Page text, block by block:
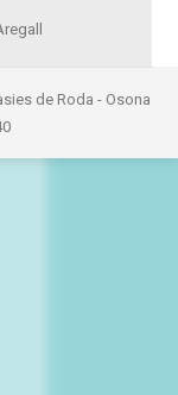
de Roda - Osona